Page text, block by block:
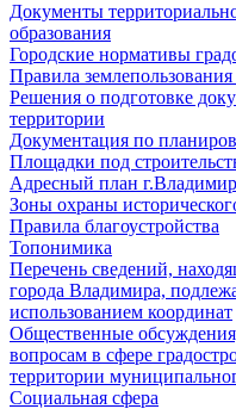
Документы
образования
Городские нормативы
Правила землепользования
Решения о подготовке
территории
Документация по
Площадки под
Адресный план
Зоны охраны
Правила благоустройства
Топонимика
Перечень сведений,
города Владимира,
использованием координат
Общественные
вопросам в сфере
территории
Социальная сфера